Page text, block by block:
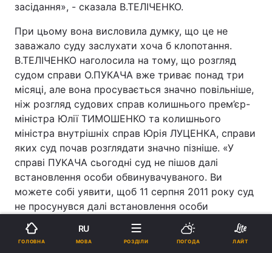
засідання», - сказала В.ТЕЛІЧЕНКО.
При цьому вона висловила думку, що це не
заважало суду заслухати хоча б клопотання.
В.ТЕЛІЧЕНКО наголосила на тому, що розгляд
судом справи О.ПУКАЧА вже триває понад три
місяці, але вона просувається значно повільніше,
ніж розгляд судових справ колишнього прем’єр-
міністра Юлії ТИМОШЕНКО та колишнього
міністра внутрішніх справ Юрія ЛУЦЕНКА, справи
яких суд почав розглядати значно пізніше. «У
справі ПУКАЧА сьогодні суд не пішов далі
встановлення особи обвинувачуваного. Ви
можете собі уявити, щоб 11 серпня 2011 року суд
не просунувся далі встановлення особи
обвинувачуваного, в той час як у справі за
обвинуваченням ТИМОШЕНКО, яка більш ніж на
ГОЛОВНА
RU
МОВА РОЗДІЛИ ПОГОДА ЛАЙТ